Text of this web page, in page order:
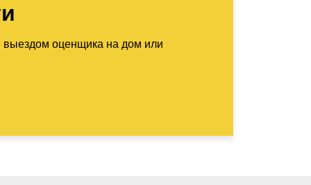
выездом оценщика на дом или